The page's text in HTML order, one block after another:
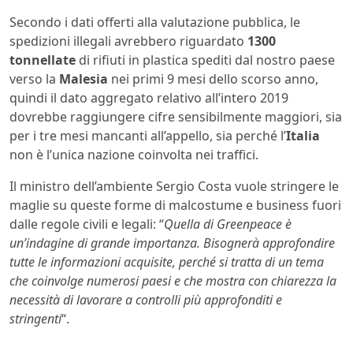
Secondo i dati offerti alla valutazione pubblica, le
spedizioni illegali avrebbero riguardato 1300
tonnellate di rifiuti in plastica spediti dal nostro paese
verso la Malesia nei primi 9 mesi dello scorso anno,
quindi il dato aggregato relativo all’intero 2019
dovrebbe raggiungere cifre sensibilmente maggiori, sia
per i tre mesi mancanti all’appello, sia perché l’Italia
non è l’unica nazione coinvolta nei traffici.
Il ministro dell’ambiente Sergio Costa vuole stringere le
maglie su queste forme di malcostume e business fuori
dalle regole civili e legali: “Quella di Greenpeace è
un’indagine di grande importanza. Bisognerà approfondire
tutte le informazioni acquisite, perché si tratta di un tema
che coinvolge numerosi paesi e che mostra con chiarezza la
necessità di lavorare a controlli più approfonditi e
stringenti“.